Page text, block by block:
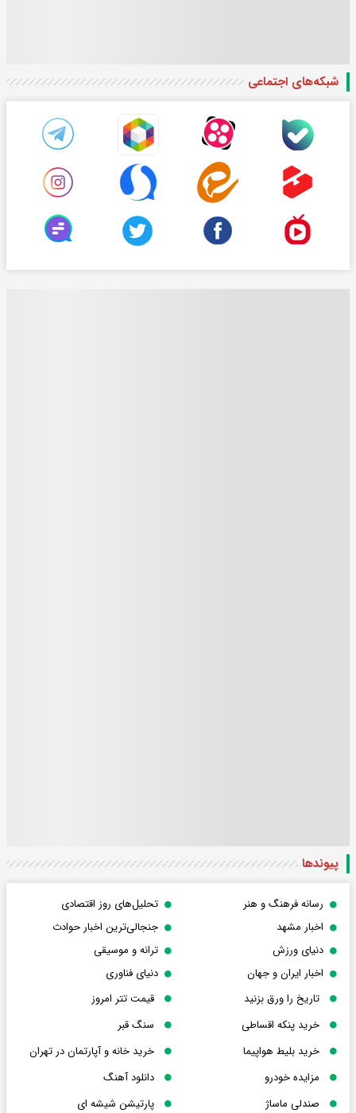
شبکه‌های اجتماعی
پیوندها
رسانه فرهنگ و هنر
تحلیل‌های روز اقتصادی
اخبار مشهد
جنجالی‌ترین اخبار حوادث
دنیای ورزش
ترانه و موسیقی
اخبار ایران و جهان
دنیای فناوری
تاریخ را ورق بزنید
قیمت تتر امروز
خرید پنکه اقساطی
سنگ قبر
خرید بلیط هواپیما
خرید خانه و آپارتمان در تهران
مزایده خودرو
دانلود آهنگ
صندلی ماساژ
پارتیشن شیشه ای